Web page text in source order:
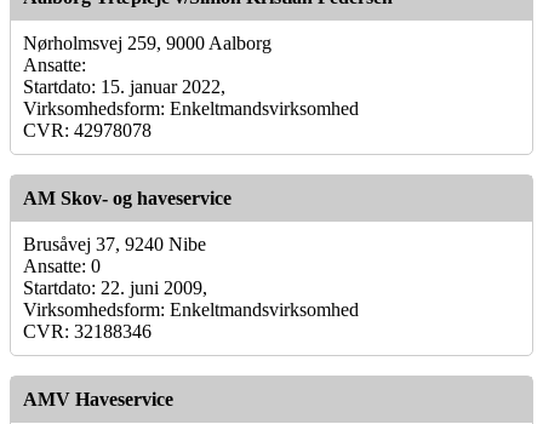
Nørholmsvej 259, 9000 Aalborg
Ansatte:
Startdato: 15. januar 2022,
Virksomhedsform: Enkeltmandsvirksomhed
CVR: 42978078
AM Skov- og haveservice
Brusåvej 37, 9240 Nibe
Ansatte: 0
Startdato: 22. juni 2009,
Virksomhedsform: Enkeltmandsvirksomhed
CVR: 32188346
AMV Haveservice